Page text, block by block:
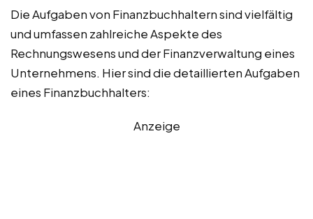
Die Aufgaben von Finanzbuchhaltern sind vielfältig
und umfassen zahlreiche Aspekte des
Rechnungswesens und der Finanzverwaltung eines
Unternehmens. Hier sind die detaillierten Aufgaben
eines Finanzbuchhalters:
Anzeige